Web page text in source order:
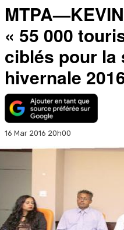
« 55 000
ciblés pour la
hivernale
16 Mar 2016 20h00